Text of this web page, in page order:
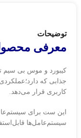
توضیحات
معرفی
جذابی که
کاربری قرار می‌دهد.
این ست برای
سیستم‌عامل‌ها